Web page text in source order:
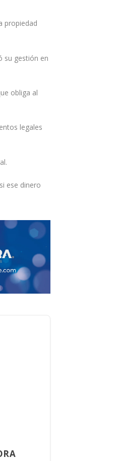
propiedad
su gestión en
obliga al
legales
ese dinero